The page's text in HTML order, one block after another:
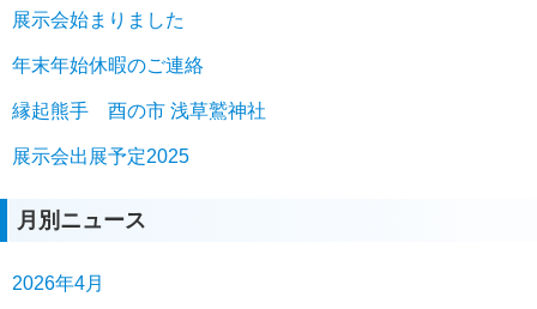
展示会始まりました
年末年始休暇のご連絡
縁起熊手 酉の市 浅草鷲神社
展示会出展予定2025
月別ニュース
2026年4月